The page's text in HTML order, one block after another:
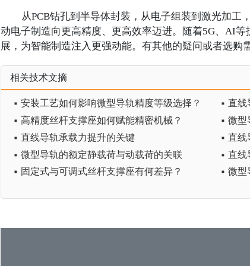
从PCB钻孔到半导体封装，从电子组装到激光加工
动电子制造向更高精度、更高效率迈进。随着5G、AI
展，为智能制造注入更强动能。有其他的疑问或者选购
相关技术文摘
▪ 安装工艺如何影响微型导轨精度等级选择？
▪ 高精度丝杆支撑座如何赋能精密机械？
▪ 微
▪ 直线导轨承载力提升的关键
▪ 微型导轨的额定静载荷与动载荷的关联
▪ 直
▪ 固定式与可调式丝杆支撑座有何差异？
▪ 微